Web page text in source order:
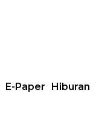
E-Paper Hiburan